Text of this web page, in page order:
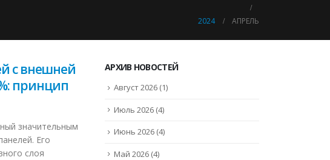
2024 АПРЕЛЬ
с внешней
принцип
значительным
Его
слоя
АРХИВ НОВОСТЕЙ
Август 2026 (1)
Июль 2026 (4)
Июнь 2026 (4)
Май 2026 (4)